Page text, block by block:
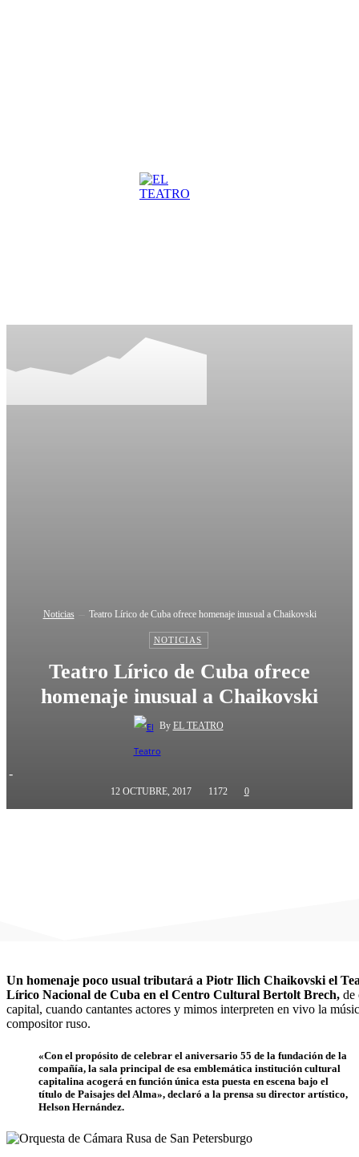
Noticias Teatro Lírico de Cuba ofrece homenaje inusual a Chaikovski
NOTICIAS
Teatro Lírico de Cuba ofrece
homenaje inusual a Chaikovski
By EL TEATRO
-
12 OCTUBRE, 2017 1172 0
Un homenaje poco usual tributará a Piotr Ilich Chaikovski el
Lírico Nacional de Cuba en el Centro Cultural Bertolt Brech, de
capital, cuando cantantes actores y mimos interpreten en vivo la
compositor ruso.
«Con el propósito de celebrar el aniversario 55 de la fundación de la
compañía, la sala principal de esa emblemática institución cultural
capitalina acogerá en función única esta puesta en escena bajo el
título de Paisajes del Alma», declaró a la prensa su director artístico,
Helson Hernández.